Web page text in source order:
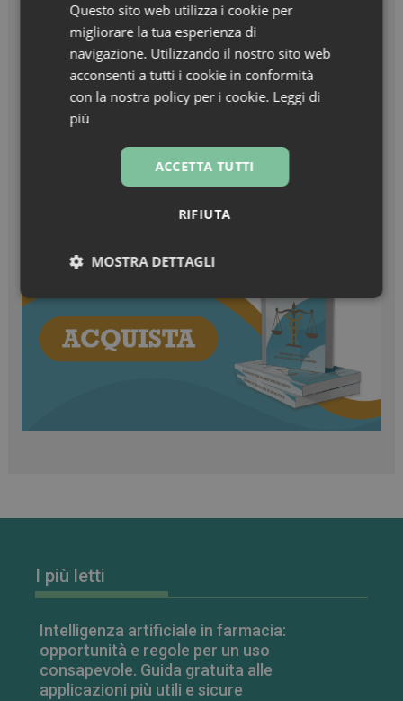
Turisti stranieri in farmacia, come essere
sempre pronti all’accoglienza
I più letti
Intelligenza artificiale in farmacia:
opportunità e regole per un uso
consapevole. Guida gratuita alle
applicazioni più utili e sicure
Questo sito web utilizza i cookie per
migliorare la tua esperienza di
navigazione. Utilizzando il nostro sito web
acconsenti a tutti i cookie in conformità
con la nostra policy per i cookie. Leggi di
più
ACCETTA TUTTI
RIFIUTA
MOSTRA DETTAGLI
Necessari Marketing
Non
classificati
protette del sito. Il sito web non è in grado di
NOME
PHPSESSID
PHP.net
Sessione